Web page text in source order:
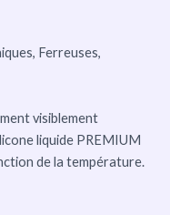
Ferreuses,
visiblement
liquide PREMIUM
de la température.